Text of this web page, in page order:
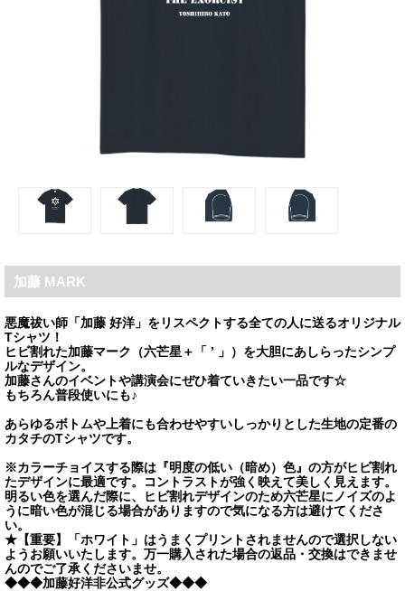
加藤 MARK
悪魔祓い師「加藤 好洋」をリスペクトする全ての人に送るオリジナル
Tシャツ！
ヒビ割れた加藤マーク（六芒星＋「 ’ 」）を大胆にあしらったシンプ
ルなデザイン。
加藤さんのイベントや講演会にぜひ着ていきたい一品です☆
もちろん普段使いにも♪
あらゆるボトムや上着にも合わせやすいしっかりとした生地の定番の
カタチのTシャツです。
※カラーチョイスする際は『明度の低い（暗め）色』の方がヒビ割れ
たデザインに最適です。コントラストが強く映えて美しく見えます。
明るい色を選んだ際に、ヒビ割れデザインのため六芒星にノイズのよ
うに暗い色が混じる場合がありますので気になる方は避けてくださ
い。
★【重要】「ホワイト」はうまくプリントされませんので選択しない
ようお願いいたします。万一購入された場合の返品・交換はできませ
んのでご了承くださいませ。
◆◆◆加藤好洋非公式グッズ◆◆◆